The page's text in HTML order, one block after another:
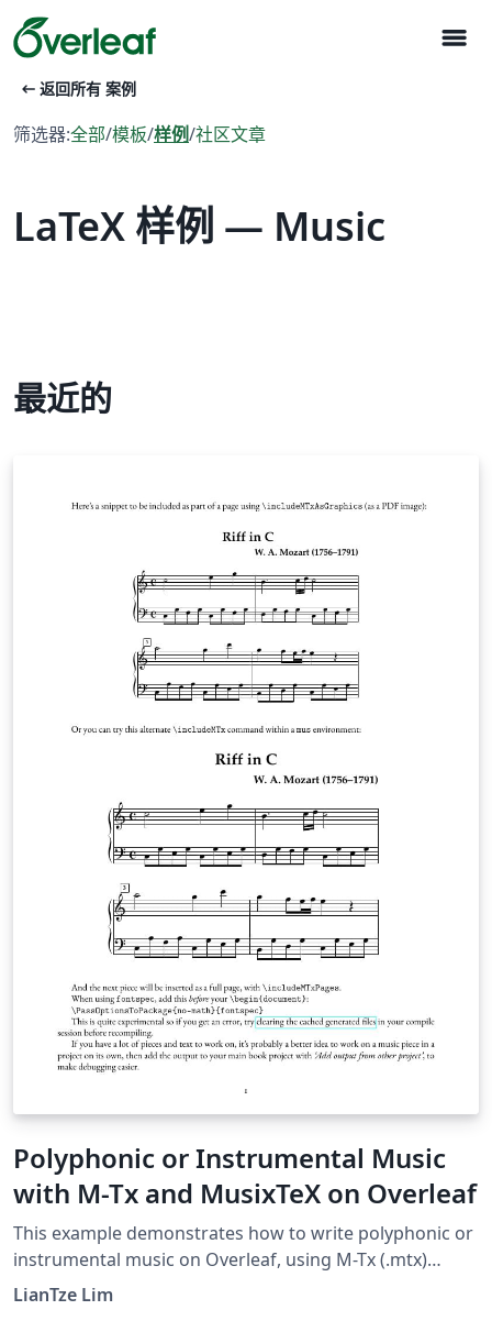
menu
arrow_left_alt 返回所有 案例
筛选器:全部/模板/样例/社区文章
LaTeX 样例 — Music
最近的
Polyphonic or Instrumental Music
with M-Tx and MusixTeX on Overleaf
This example demonstrates how to write polyphonic or
instrumental music on Overleaf, using M-Tx (.mtx)
syntax. This was made possible with a custom
LianTze Lim